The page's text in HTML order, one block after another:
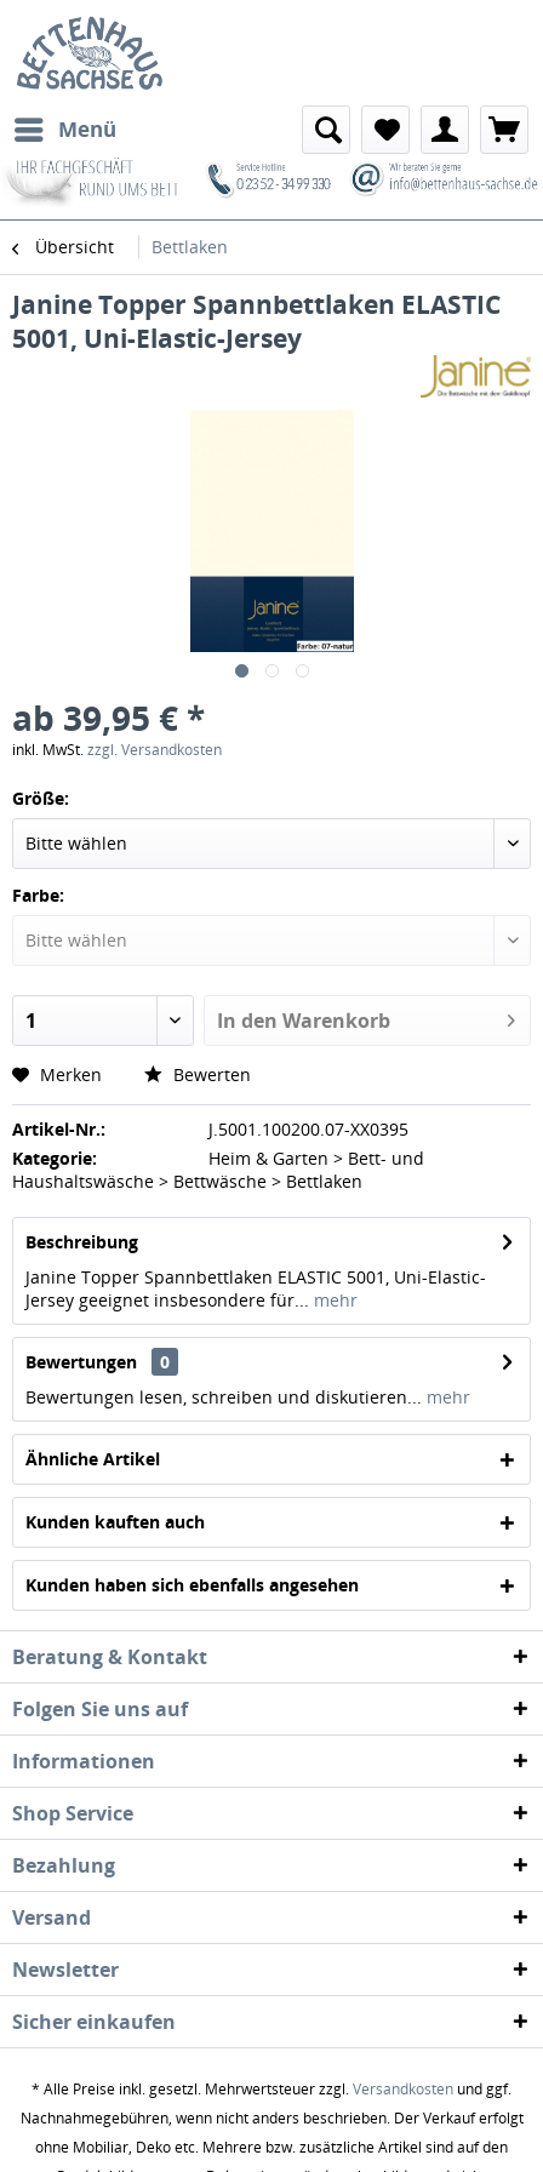
Menü
Übersicht Bettlaken
Janine Topper Spannbettlaken ELASTIC
5001, Uni-Elastic-Jersey
ab 39,95 € *
inkl. MwSt.zzgl. Versandkosten
Größe:
Farbe:
In den Warenkorb
Merken Bewerten
Artikel-Nr.:
J.5001.100200.07-XX0395
Kategorie:
Heim & Garten > Bett- und
Haushaltswäsche > Bettwäsche > Bettlaken
Beschreibung
Janine Topper Spannbettlaken ELASTIC 5001, Uni-Elastic-
Jersey geeignet insbesondere für... mehr
Bewertungen
0
Bewertungen lesen, schreiben und diskutieren... mehr
Ähnliche Artikel
Kunden kauften auch
Kunden haben sich ebenfalls angesehen
Beratung & Kontakt
Folgen Sie uns auf
Informationen
Shop Service
Bezahlung
Versand
Newsletter
Sicher einkaufen
* Alle Preise inkl. gesetzl. Mehrwertsteuer zzgl.Versandkosten und ggf.
Nachnahmegebühren, wenn nicht anders beschrieben. Der Verkauf erfolgt
ohne Mobiliar, Deko etc. Mehrere bzw. zusätzliche Artikel sind auf den